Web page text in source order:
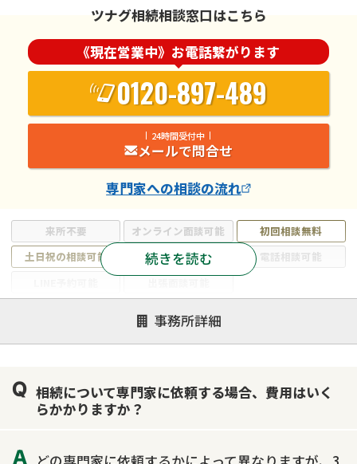
来所不要 オンライン面談可能
初回相談無料
土日祝の相談可能
19時以降電話可能
電話相談可能
遺言書作成・遺言執行
相続放棄
相続登記
相続手続き
銀行手続き
家族信託
成年後見・任意後見
続きを読む
ツナグ相続相談窓口はこちら
《現在営業中》お電話繋がります
0120-897-489
24時間受付中
メールで問合せ
専門家への相談の流れ
事務所詳細
相続について専門家に依頼する場合、費用はいく
らかかりますか？